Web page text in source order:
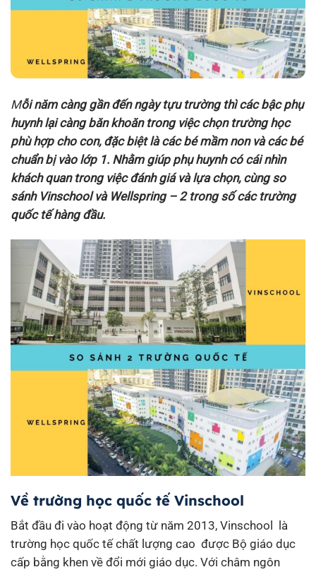
Mỗi năm càng gần đến ngày tựu trường thì các bậc phụ
huynh lại càng băn khoăn trong việc chọn trường học
phù hợp cho con, đặc biệt là các bé mầm non và các bé
chuẩn bị vào lớp 1. Nhằm giúp phụ huynh có cái nhìn
khách quan trong việc đánh giá và lựa chọn, cùng so
sánh Vinschool và Wellspring – 2 trong số các trường
quốc tế hàng đầu.
Về trường học quốc tế Vinschool
Bắt đầu đi vào hoạt động từ năm 2013, Vinschool là
trường học quốc tế chất lượng cao được Bộ giáo dục
cấp bằng khen về đổi mới giáo dục. Với châm ngôn